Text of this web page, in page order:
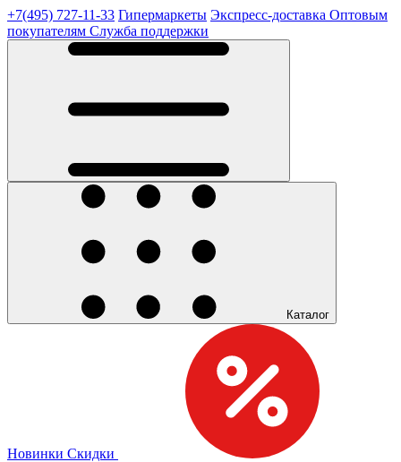
+7(495) 727-11-33 Гипермаркеты Экспресс-доставка Оптовым
покупателям Служба поддержки
Каталог
Новинки Скидки